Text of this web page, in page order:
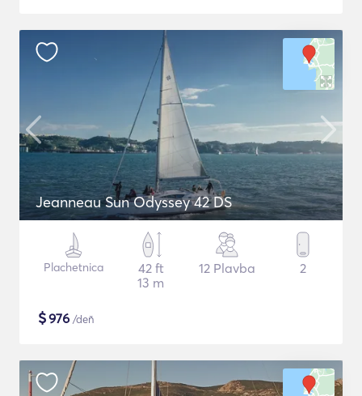
Jeanneau Sun Odyssey 42 DS
Plachetnica
42 ft
13 m
12 Plavba 2
$976 /deň